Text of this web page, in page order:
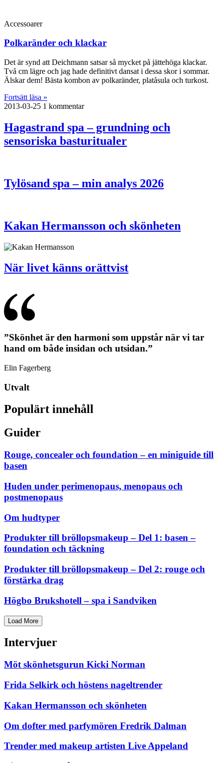
Accessoarer
Polkaränder och klackar
Det är synd att Deichmann satsar så mycket på jättehöga klackar.
Två cm lägre och jag hade definitivt dansat i dessa skor i sommar.
Älskar dem! Bästa kombon av polkaränder, platåsula och turkost.
Fortsätt läsa »
2013-03-25 1 kommentar
Hagastrand spa – grundning och
sensoriska basturitualer
Tylösand spa – min analys 2026
Kakan Hermansson och skönheten
När livet känns orättvist
”Skönhet är den harmoni som uppstår när vi tar
hand om både insidan och utsidan.”
Elin Fagerberg
Utvalt
Populärt innehåll
Guider
Rouge, concealer och foundation – en miniguide till
basen
Huden under perimenopaus, menopaus och
postmenopaus
Om hudtyper
Produkter till bröllopsmakeup – Del 1: basen –
foundation och täckning
Produkter till bröllopsmakeup – Del 2: rouge och
förstärka drag
Högbo Brukshotell – spa i Sandviken
Load More
Intervjuer
Möt skönhetsgurun Kicki Norman
Frida Selkirk och höstens nageltrender
Kakan Hermansson och skönheten
Om dofter med parfymören Fredrik Dalman
Trender med makeup artisten Live Appeland